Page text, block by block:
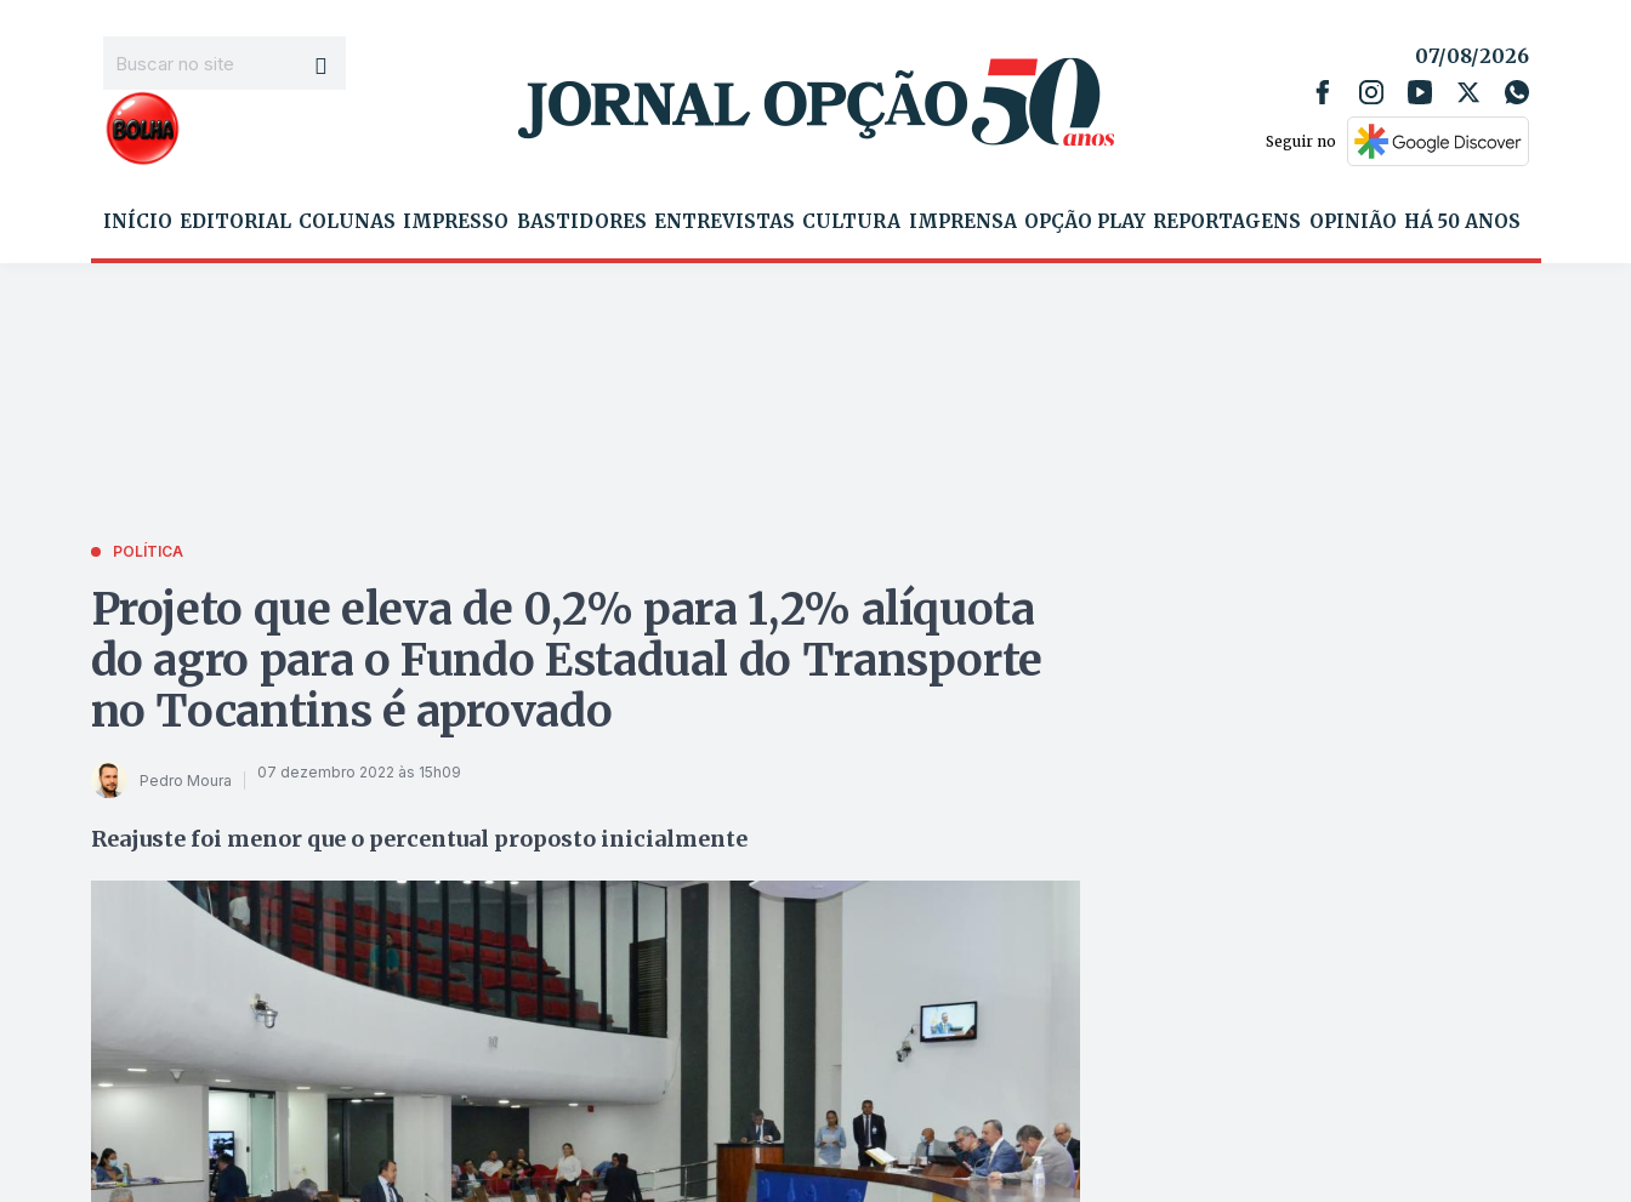
07/08/2026
Seguir no
INÍCIO EDITORIAL COLUNAS IMPRESSO BASTIDORES ENTREVISTAS CULTURA IMPRENSA OPÇÃO PLAY REPORTAGENS OPINIÃO HÁ 50 ANOS
POLÍTICA
Projeto que eleva de 0,2% para 1,2% alíquota
do agro para o Fundo Estadual do Transporte
no Tocantins é aprovado
Pedro Moura 07 dezembro 2022 às 15h09
Reajuste foi menor que o percentual proposto inicialmente